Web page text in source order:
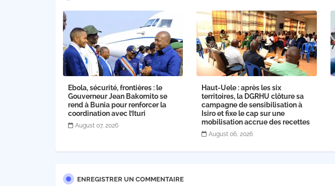
Ebola, sécurité, frontières : le
Gouverneur Jean Bakomito se
rend à Bunia pour renforcer la
coordination avec l’Ituri
August 07, 2026
Haut-Uele : après les six
territoires, la DGRHU clôture sa
campagne de sensibilisation à
Isiro et fixe le cap sur une
mobilisation accrue des recettes
August 06, 2026
ENREGISTRER UN COMMENTAIRE